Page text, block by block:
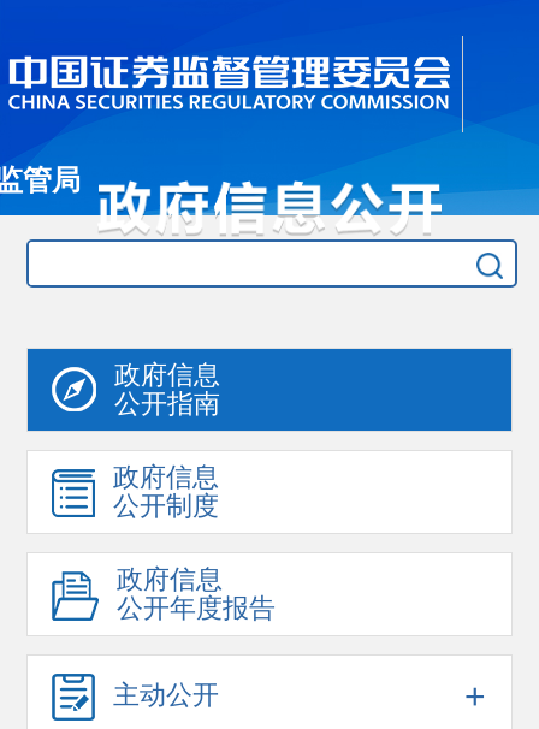
管局
政府信息
公开指南
政府信息
公开制度
政府信息
公开年度报告
主动公开 +